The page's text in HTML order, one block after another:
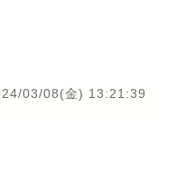
24/03/08(金) 13:21:39